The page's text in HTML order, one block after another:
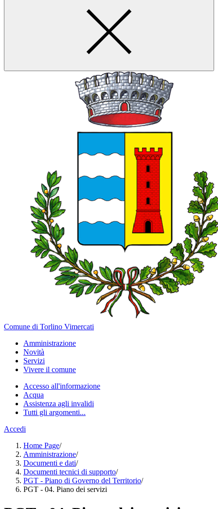
Comune di Torlino Vimercati
Amministrazione
Novità
Servizi
Vivere il comune
Accesso all'informazione
Acqua
Assistenza agli invalidi
Tutti gli argomenti...
Accedi
Home Page/
Amministrazione/
Documenti e dati/
Documenti tecnici di supporto/
PGT - Piano di Governo del Territorio/
PGT - 04. Piano dei servizi